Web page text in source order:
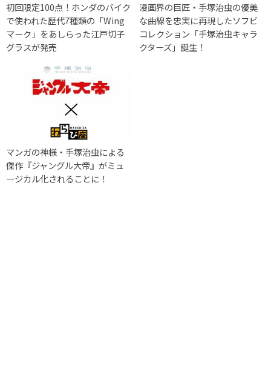
初回限定100点！ホンダのバイク
で使われた歴代7種類の「Wing
マーク」をあしらった江戸切子
グラスが発売
漫画界の巨匠・手塚治虫の優美
な曲線を忠実に再現したソフビ
コレクション「手塚治虫キャラ
クターズ」誕生！
マンガの神様・手塚治虫による
傑作『ジャングル大帝』がミュ
ージカル化されることに！